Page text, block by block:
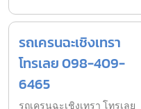
รถเครนฉะเชิงเทรา
โทรเลย 098-409-
6465
รถเครนฉะเชิงเทรา โทรเลย